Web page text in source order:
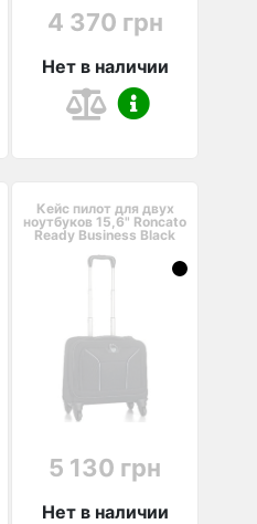
4 370 грн
Нет в наличии
Кейс пилот для двух
ноутбуков 15,6" Roncato
Ready Business Black
5 130 грн
Нет в наличии